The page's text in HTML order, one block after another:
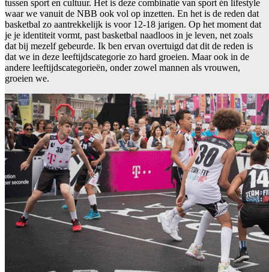
tussen sport en cultuur. Het is deze combinatie van sport én lifestyle
waar we vanuit de NBB ook vol op inzetten. En het is de reden dat
basketbal zo aantrekkelijk is voor 12-18 jarigen. Op het moment dat
je je identiteit vormt, past basketbal naadloos in je leven, net zoals
dat bij mezelf gebeurde. Ik ben ervan overtuigd dat dit de reden is
dat we in deze leeftijdscategorie zo hard groeien. Maar ook in de
andere leeftijdscategorieën, onder zowel mannen als vrouwen,
groeien we.